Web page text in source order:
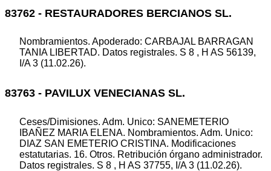
83762 - RESTAURADORES BERCIANOS SL.
Nombramientos. Apoderado: CARBAJAL BARRAGAN
TANIA LIBERTAD. Datos registrales. S 8 , H AS 56139,
I/A 3 (11.02.26).
83763 - PAVILUX VENECIANAS SL.
Ceses/Dimisiones. Adm. Unico: SANEMETERIO
IBAÑEZ MARIA ELENA. Nombramientos. Adm. Unico:
DIAZ SAN EMETERIO CRISTINA. Modificaciones
estatutarias. 16. Otros. Retribución órgano administrador.
Datos registrales. S 8 , H AS 37755, I/A 3 (11.02.26).